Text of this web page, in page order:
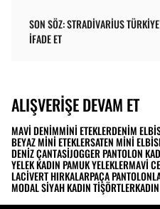
SON SÖZ: STRADIVARIUS
IFADE ET
ALIŞVERIŞE DEVAM ET
MAVI DENIMMINI ETEKLERDENIM
BEYAZ MINI ETEKLERSATEN MINI
DENIZ ÇANTASIJOGGER PANTOLON
YELEK KADIN PAMUK YELEKLERMAVI
LACIVERT HIRKALARPAÇA
MODAL SIYAH KADIN TIŞÖRTLER